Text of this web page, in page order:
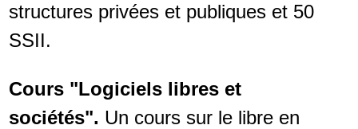
structures privées et publiques et 50
SSII.
Cours "Logiciels libres et
sociétés". Un cours sur le libre en